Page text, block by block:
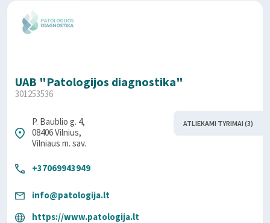
UAB "Patologijos diagnostika"
301253536
ATLIEKAMI TYRIMAI (3)
P. Baublio g. 4,
08406 Vilnius,
Vilniaus m. sav.
+37069943949
info@patologija.lt
https://www.patologija.lt